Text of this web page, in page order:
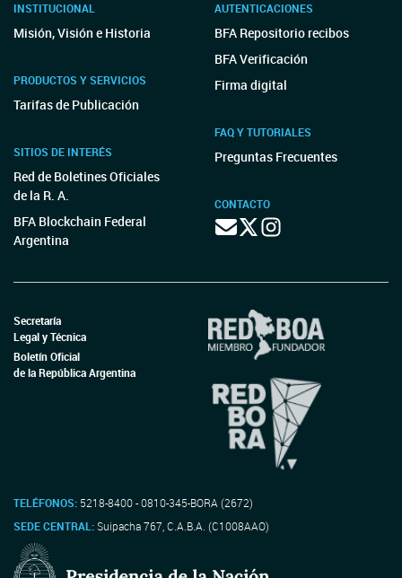
INSTITUCIONAL
Misión, Visión e Historia
PRODUCTOS Y SERVICIOS
Tarifas de Publicación
SITIOS DE INTERÉS
Red de Boletines Oficiales
de la R. A.
BFA Blockchain Federal
Argentina
AUTENTICACIONES
BFA Repositorio recibos
BFA Verificación
Firma digital
FAQ Y TUTORIALES
Preguntas Frecuentes
CONTACTO
Secretaría
Legal y Técnica
Boletín Oficial
de la República Argentina
TELÉFONOS: 5218-8400 - 0810-345-BORA (2672)
SEDE CENTRAL:Suipacha 767, C.A.B.A. (C1008AAO)